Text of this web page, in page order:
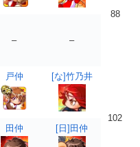
88
–
–
戸仲 [な]竹乃井
102
田仲 [日]田仲